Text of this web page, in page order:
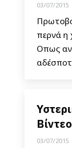
03/07/2015
περνά η
Οπως
Βίντεο
03/07/2015